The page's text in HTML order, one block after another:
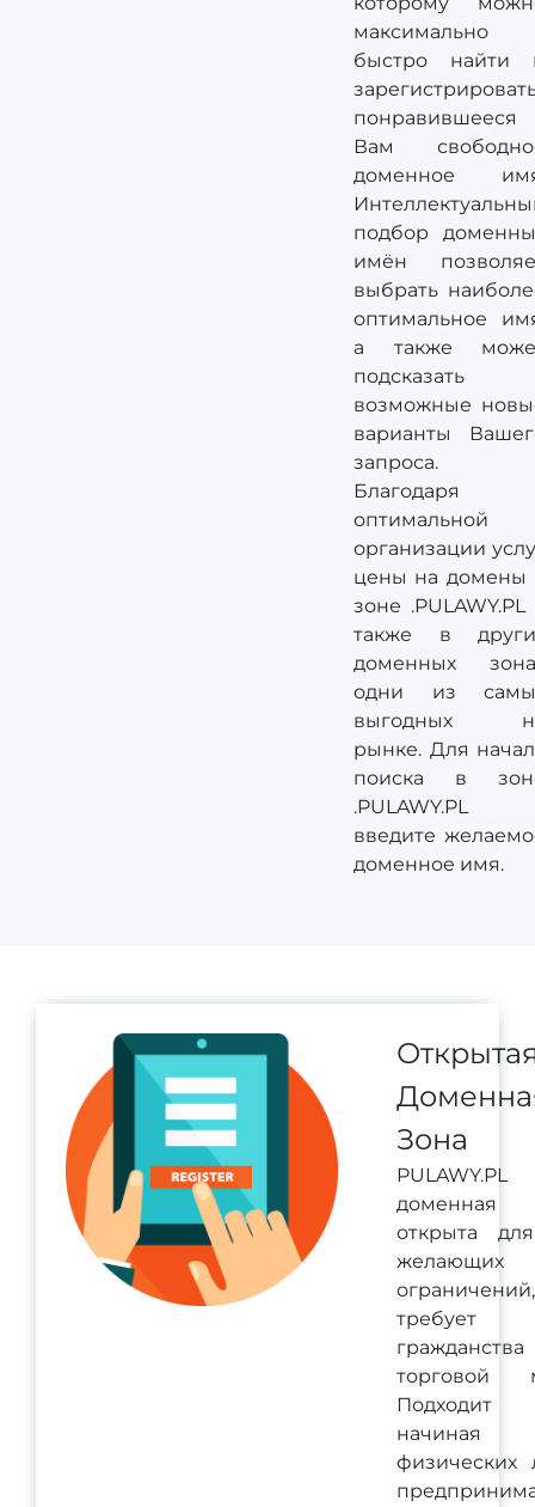
максимально
быстро найти
понравившееся
Вам
доменное
подбор
имён
выбрать
оптимальное
а также
подсказать
возможные
варианты
запроса.
Благодаря
оптимальной
организации
цены на домены
зоне .PULAWY.PL
также в
доменных
одни из
выгодных
рынке. Для
поиска в
.PULAWY.PL
введите
доменное имя.
Зона
PULAWY.PL
доменная
открыта
требует
торговой
Подходит